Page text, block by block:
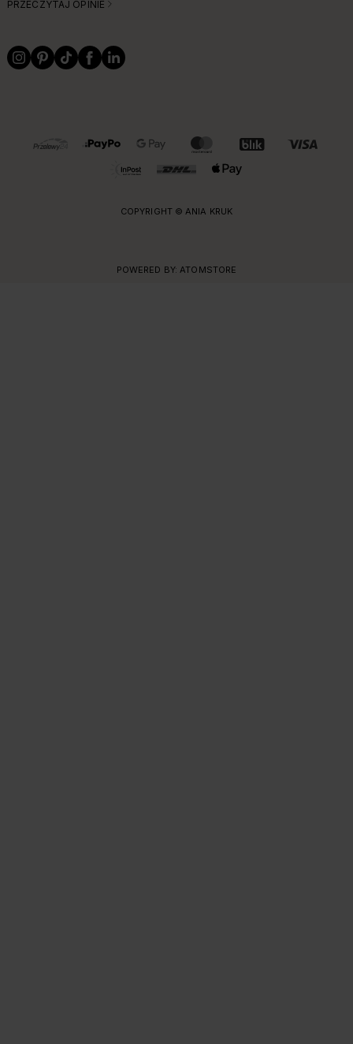
PRZECZYTAJ OPINIE
OBSŁUGIWANE FORMY PŁATNOŚCI I DOSTAWY
COPYRIGHT © ANIA KRUK
POWERED BY: ATOMSTORE